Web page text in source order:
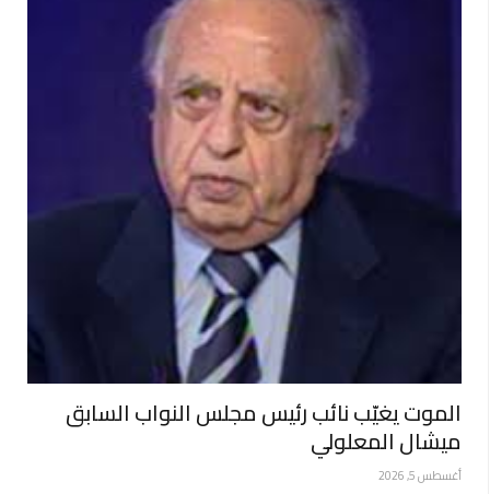
الموت يغيّب نائب رئيس مجلس النواب السابق
ميشال المعلولي
أغسطس 5, 2026